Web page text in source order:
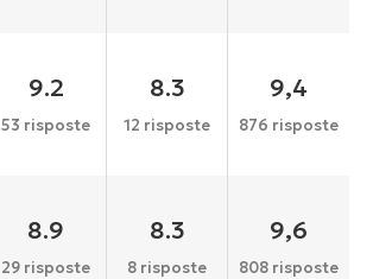
9.2
53 risposte
8.3
12 risposte
9,4
876 risposte
8.9
29 risposte
8.3
8 risposte
9,6
808 risposte